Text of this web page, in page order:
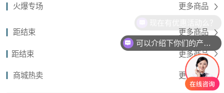
火爆专场 更多商品
距结束 更多商品
距结束 更多商品
商城热卖 更多商品